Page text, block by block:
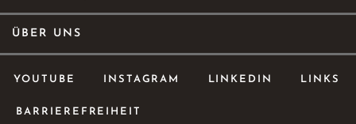
ÜBER UNS
YOUTUBE INSTAGRAM LINKEDIN LINKS
BARRIEREFREIHEIT